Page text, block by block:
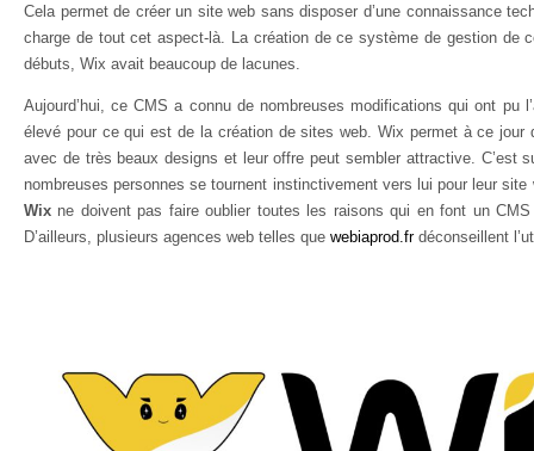
Cela permet de créer un site web sans disposer d’une connaissance
charge de tout cet aspect-là. La création de ce système de gestion de
débuts, Wix avait beaucoup de lacunes.
Aujourd’hui, ce CMS a connu de nombreuses modifications qui ont pu
élevé pour ce qui est de la création de sites web. Wix permet à ce jour
avec de très beaux designs et leur offre peut sembler attractive. C’est
nombreuses personnes se tournent instinctivement vers lui pour leur
Wix ne doivent pas faire oublier toutes les raisons qui en font un
D’ailleurs, plusieurs agences web telles que webiaprod.frdéconseillent